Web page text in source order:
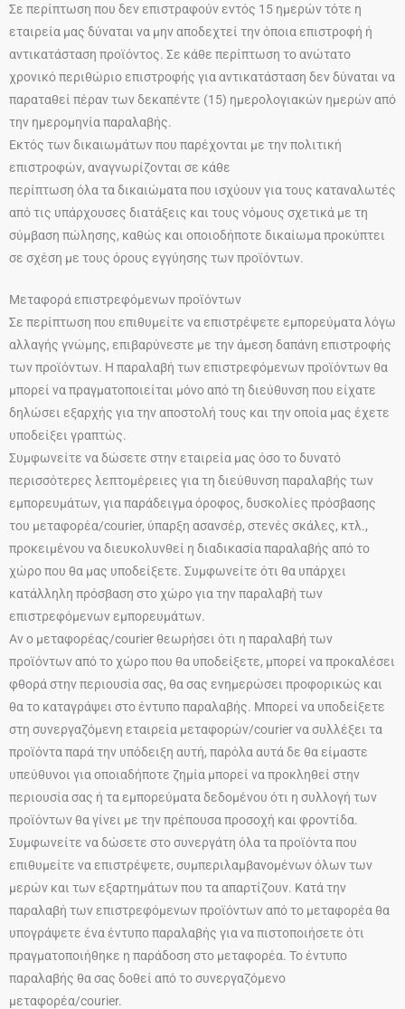
Σε περίπτωση που δεν επιστραφούν εντός 15 ημερών τότε η
εταιρεία μας δύναται να μην αποδεχτεί την όποια επιστροφή ή
αντικατάσταση προϊόντος. Σε κάθε περίπτωση το ανώτατο
χρονικό περιθώριο επιστροφής για αντικατάσταση δεν δύναται να
παραταθεί πέραν των δεκαπέντε (15) ημερολογιακών ημερών από
την ημερομηνία παραλαβής.
Εκτός των δικαιωμάτων που παρέχονται με την πολιτική
επιστροφών, αναγνωρίζονται σε κάθε
περίπτωση όλα τα δικαιώματα που ισχύουν για τους καταναλωτές
από τις υπάρχουσες διατάξεις και τους νόμους σχετικά με τη
σύμβαση πώλησης, καθώς και οποιοδήποτε δικαίωμα προκύπτει
σε σχέση με τους όρους εγγύησης των προϊόντων.
Μεταφορά επιστρεφόμενων προϊόντων
Σε περίπτωση που επιθυμείτε να επιστρέψετε εμπορεύματα λόγω
αλλαγής γνώμης, επιβαρύνεστε με την άμεση δαπάνη επιστροφής
των προϊόντων. Η παραλαβή των επιστρεφόμενων προϊόντων θα
μπορεί να πραγματοποιείται μόνο από τη διεύθυνση που είχατε
δηλώσει εξαρχής για την αποστολή τους και την οποία μας έχετε
υποδείξει γραπτώς.
Συμφωνείτε να δώσετε στην εταιρεία μας όσο το δυνατό
περισσότερες λεπτομέρειες για τη διεύθυνση παραλαβής των
εμπορευμάτων, για παράδειγμα όροφος, δυσκολίες πρόσβασης
του μεταφορέα/courier, ύπαρξη ασανσέρ, στενές σκάλες, κτλ.,
προκειμένου να διευκολυνθεί η διαδικασία παραλαβής από το
χώρο που θα μας υποδείξετε. Συμφωνείτε ότι θα υπάρχει
κατάλληλη πρόσβαση στο χώρο για την παραλαβή των
επιστρεφόμενων εμπορευμάτων.
Αν ο μεταφορέας/courier θεωρήσει ότι η παραλαβή των
προϊόντων από το χώρο που θα υποδείξετε, μπορεί να προκαλέσει
φθορά στην περιουσία σας, θα σας ενημερώσει προφορικώς και
θα το καταγράψει στο έντυπο παραλαβής. Μπορεί να υποδείξετε
στη συνεργαζόμενη εταιρεία μεταφορών/courier να συλλέξει τα
προϊόντα παρά την υπόδειξη αυτή, παρόλα αυτά δε θα είμαστε
υπεύθυνοι για οποιαδήποτε ζημία μπορεί να προκληθεί στην
περιουσία σας ή τα εμπορεύματα δεδομένου ότι η συλλογή των
προϊόντων θα γίνει με την πρέπουσα προσοχή και φροντίδα.
Συμφωνείτε να δώσετε στο συνεργάτη όλα τα προϊόντα που
επιθυμείτε να επιστρέψετε, συμπεριλαμβανομένων όλων των
μερών και των εξαρτημάτων που τα απαρτίζουν. Κατά την
παραλαβή των επιστρεφόμενων προϊόντων από το μεταφορέα θα
υπογράψετε ένα έντυπο παραλαβής για να πιστοποιήσετε ότι
πραγματοποιήθηκε η παράδοση στο μεταφορέα. Το έντυπο
παραλαβής θα σας δοθεί από το συνεργαζόμενο
μεταφορέα/courier.